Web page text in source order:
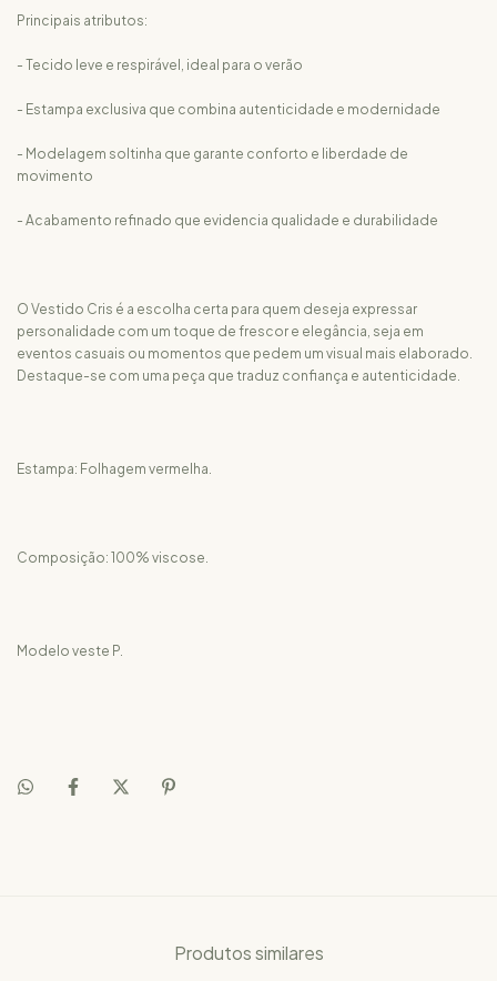
Principais atributos:
- Tecido leve e respirável, ideal para o verão
- Estampa exclusiva que combina autenticidade e modernidade
- Modelagem soltinha que garante conforto e liberdade de
movimento
- Acabamento refinado que evidencia qualidade e durabilidade
O Vestido Cris é a escolha certa para quem deseja expressar
personalidade com um toque de frescor e elegância, seja em
eventos casuais ou momentos que pedem um visual mais elaborado.
Destaque-se com uma peça que traduz confiança e autenticidade.
Estampa: Folhagem vermelha.
Composição: 100% viscose.
Modelo veste P.
Produtos similares